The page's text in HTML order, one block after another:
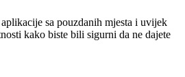
sa pouzdanih mjesta i uvijek
kako biste bili sigurni da ne dajete